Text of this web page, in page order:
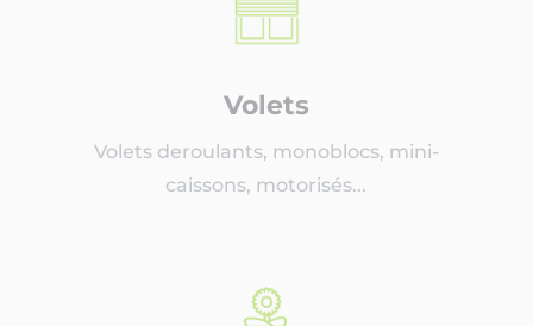
Volets
Volets deroulants, monoblocs, mini-
caissons, motorisés...